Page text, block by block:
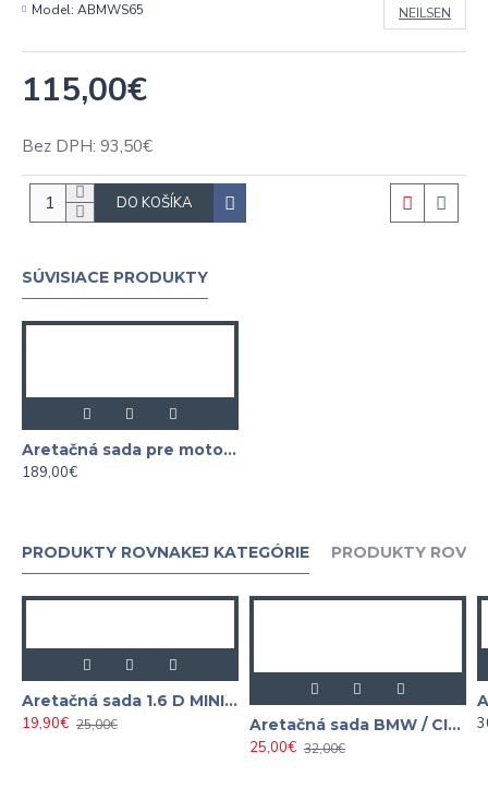
115,00€
Bez DPH: 93,50€
Model: ABMWS65 NEILSEN
DO KOŠÍKA
SÚVISIACE PRODUKTY
Aretačná sada pre motory BMW M3 S65, S65B40 a S65B44 ASTA
189,00€
PRODUKTY ROVNAKEJ KATEGÓRIE PRODUKTY
Aretačná sada 1.6 D MINI / PSA NEILSEN
19,90€ 25,00€
Aretačná sada BMW / CITROEN / PEUGEOT 1.4 - 3.0 SATRA
25,00€ 32,00€